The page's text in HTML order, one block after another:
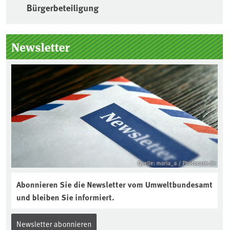
Bürgerbeteiligung
Seitenleiste
Newsletter
Quelle: maria_a / Photocase.de
Abonnieren Sie die Newsletter vom Umweltbundesamt
und bleiben Sie informiert.
Newsletter abonnieren